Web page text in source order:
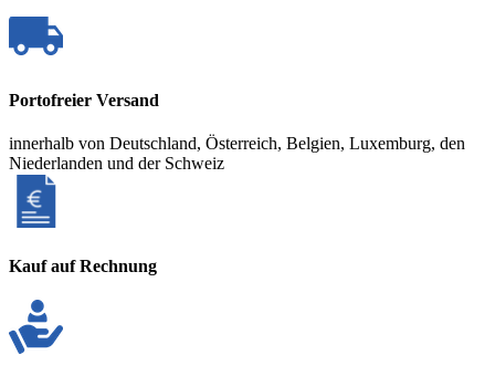
Portofreier Versand
innerhalb von Deutschland, Österreich, Belgien, Luxemburg, den
Niederlanden und der Schweiz
Kauf auf Rechnung